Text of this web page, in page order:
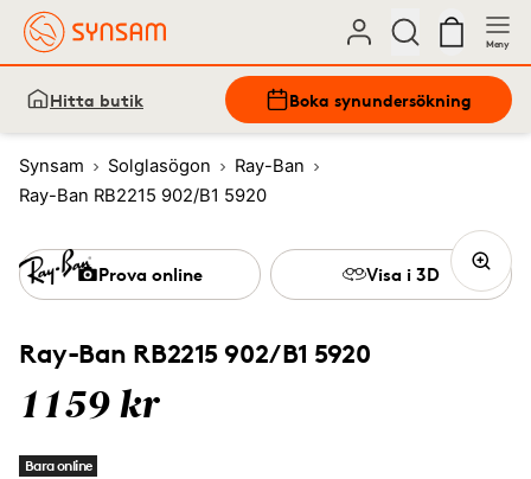
Meny
Hitta butik Boka synundersökning
Synsam Solglasögon
Ray-Ban
Ray-Ban RB2215 902/B1 5920
Ray-Ban RB2215 902/B1 5920
1159 kr
Bara online
Prova online Visa i 3D